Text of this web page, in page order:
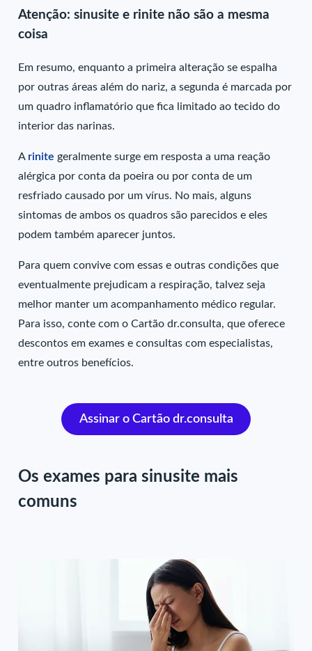
Atenção: sinusite e rinite não são a mesma
coisa
Em resumo, enquanto a primeira alteração se espalha
por outras áreas além do nariz, a segunda é marcada por
um quadro inflamatório que fica limitado ao tecido do
interior das narinas.
A rinite geralmente surge em resposta a uma reação
alérgica por conta da poeira ou por conta de um
resfriado causado por um vírus. No mais, alguns
sintomas de ambos os quadros são parecidos e eles
podem também aparecer juntos.
Para quem convive com essas e outras condições que
eventualmente prejudicam a respiração, talvez seja
melhor manter um acompanhamento médico regular.
Para isso, conte com o Cartão dr.consulta, que oferece
descontos em exames e consultas com especialistas,
entre outros benefícios.
Assinar o Cartão dr.consulta
Os exames para sinusite mais
comuns